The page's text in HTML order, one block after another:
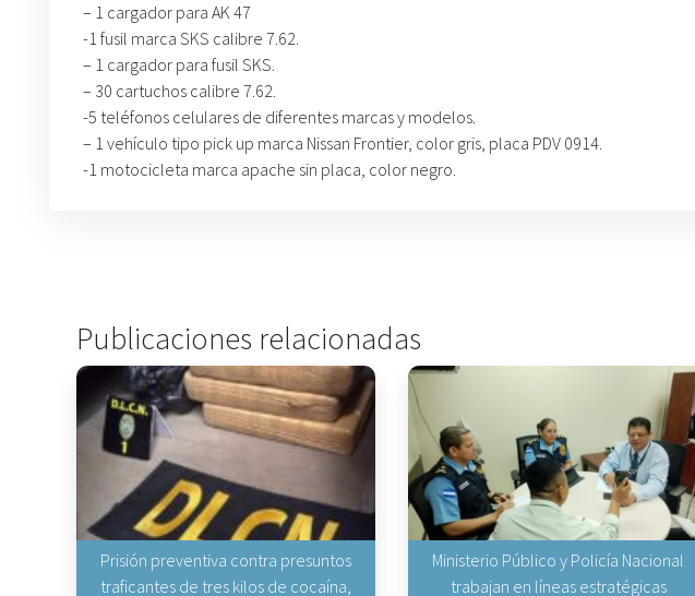
– 1 cargador para AK 47
-1 fusil marca SKS calibre 7.62.
– 1 cargador para fusil SKS.
– 30 cartuchos calibre 7.62.
-5 teléfonos celulares de diferentes marcas y modelos.
– 1 vehículo tipo pick up marca Nissan Frontier, color gris, placa PDV 0914.
-1 motocicleta marca apache sin placa, color negro.
Publicaciones relacionadas
Prisión preventiva contra presuntos
traficantes de tres kilos de cocaína,
Ministerio Público y Policía Nacional
trabajan en líneas estratégicas